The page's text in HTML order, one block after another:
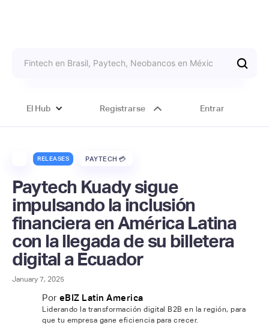
El Hub Registrarse Entrar
RELEASES PAYTECH 💳
Paytech Kuady sigue
impulsando la inclusión
financiera en América Latina
con la llegada de su billetera
digital a Ecuador
January 7, 2025
Por eBIZ Latin America
Liderando la transformación digital B2B en la región, para
que tu empresa gane eficiencia para crecer.